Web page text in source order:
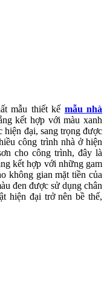
mẫu thiết kế mẫu nhà
kết hợp với màu xanh
hiện đại, sang trọng được
công trình nhà ở hiện
cho công trình, đây là
kết hợp với những gam
không gian mặt tiền của
đen được sử dụng chân
hiện đại trở nên bề thế,